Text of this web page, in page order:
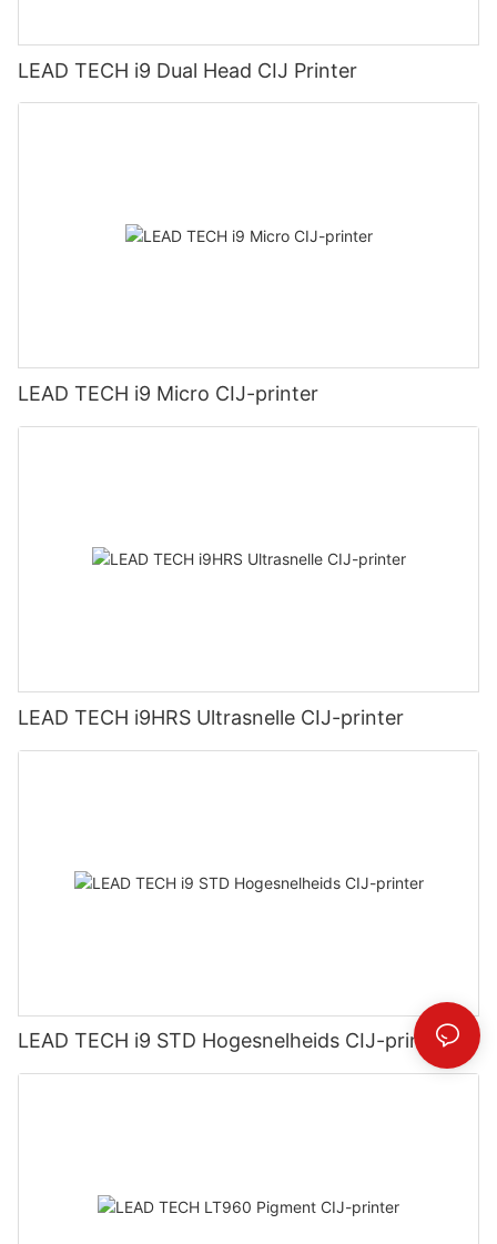
LEAD TECH i9 Dual Head CIJ Printer
LEAD TECH i9 Micro CIJ-printer
LEAD TECH i9HRS Ultrasnelle CIJ-printer
LEAD TECH i9 STD Hogesnelheids CIJ-printer